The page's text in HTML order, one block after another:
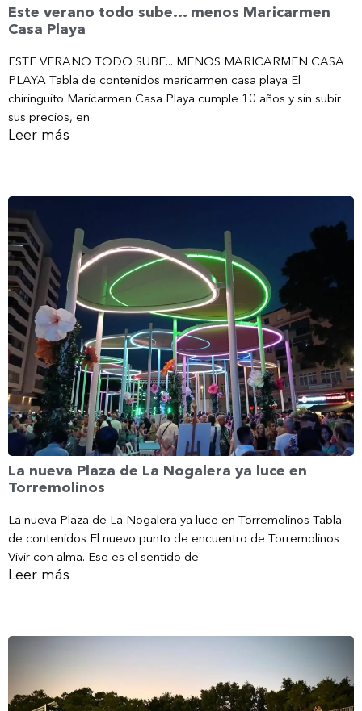
Este verano todo sube… menos Maricarmen
Casa Playa
ESTE VERANO TODO SUBE... MENOS MARICARMEN CASA
PLAYA Tabla de contenidos maricarmen casa playa El
chiringuito Maricarmen Casa Playa cumple 10 años y sin subir
sus precios, en
Leer más
La nueva Plaza de La Nogalera ya luce en
Torremolinos
La nueva Plaza de La Nogalera ya luce en Torremolinos Tabla
de contenidos El nuevo punto de encuentro de Torremolinos
Vivir con alma. Ese es el sentido de
Leer más